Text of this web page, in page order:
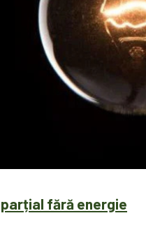
fără energie